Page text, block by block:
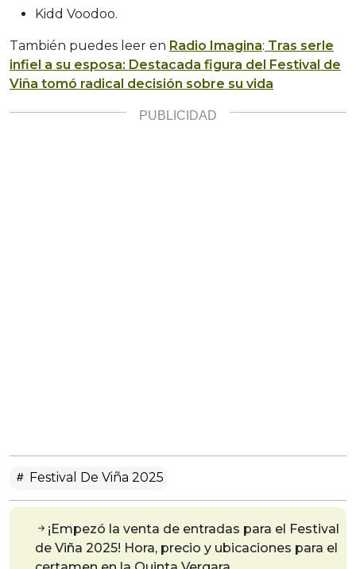
Kidd Voodoo.
También puedes leer en Radio Imagina: Tras serle
infiel a su esposa: Destacada figura del Festival de
Viña tomó radical decisión sobre su vida
Festival De Viña 2025
¡Empezó la venta de entradas para el Festival
de Viña 2025! Hora, precio y ubicaciones para el